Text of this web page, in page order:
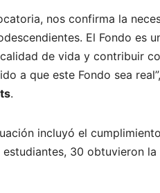
nos confirma la
El Fondo es
de vida y contribuir
a que este Fondo sea
.
incluyó el
30 obtuvieron